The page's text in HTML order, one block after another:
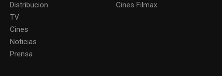
Distribucion
TV
Cines
Noticias
Prensa
Cines Filmax